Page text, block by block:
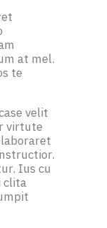
at mel.
te
velit
virtute
Ius cu
clita